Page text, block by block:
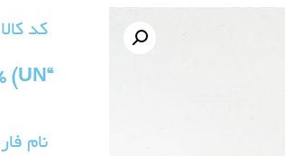
کد
(UN
نام